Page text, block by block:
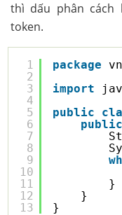
thì dấu phân
token.
1
2
3
4
5
6
7
8
9
10
11
12
13
package
import
public
public
}
}
}